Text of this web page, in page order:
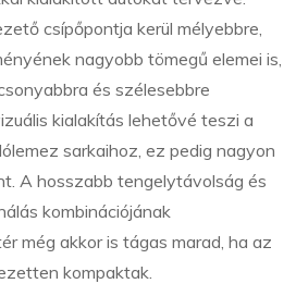
csípőpontja kerül mélyebbre,
nagyobb tömegű elemei is,
és szélesebbre
kialakítás lehetővé teszi a
sarkaihoz, ez pedig nagyon
A hosszabb tengelytávolság és
kombinációjának
még akkor is tágas marad, ha az
kompaktak.